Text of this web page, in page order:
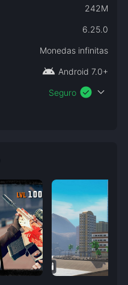
242M
6.25.0
Monedas infinitas
android Android 7.0+
Seguro check_circle expand_more